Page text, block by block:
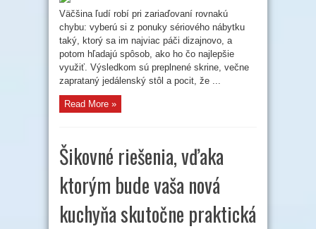
Nechajte
ho,
nech
prispôsobí
vám
Väčšina ľudí robí pri zariaďovaní rovnakú
chybu: vyberú si z ponuky sériového nábytku
taký, ktorý sa im najviac páči dizajnovo, a
potom hľadajú spôsob, ako ho čo najlepšie
využiť. Výsledkom sú preplnené skrine, večne
zaprataný jedálenský stôl a pocit, že ...
Read More »
Šikovné riešenia, vďaka
ktorým bude vaša nová
kuchyňa skutočne praktická